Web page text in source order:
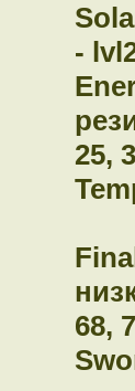
-
25,
68,